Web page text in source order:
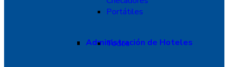
Portátiles
Administración de Hoteles
Todos